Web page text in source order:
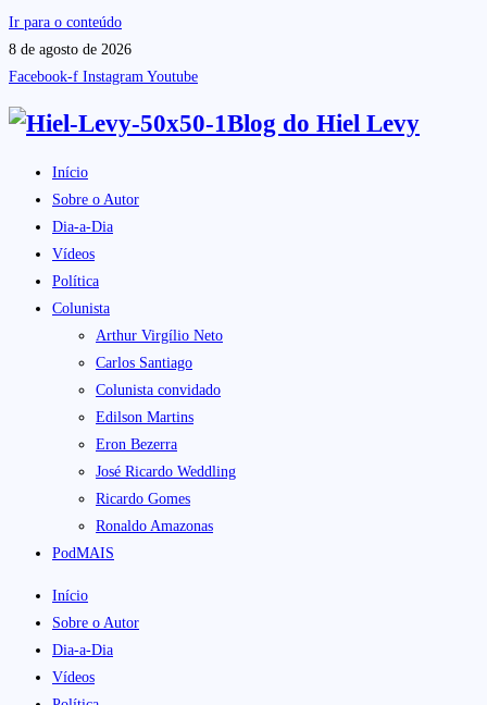
Ir para o conteúdo
8 de agosto de 2026
Facebook-f Instagram Youtube
Blog do Hiel Levy
Início
Sobre o Autor
Dia-a-Dia
Vídeos
Política
Colunista
Arthur Virgílio Neto
Carlos Santiago
Colunista convidado
Edilson Martins
Eron Bezerra
José Ricardo Weddling
Ricardo Gomes
Ronaldo Amazonas
PodMAIS
Início
Sobre o Autor
Dia-a-Dia
Vídeos